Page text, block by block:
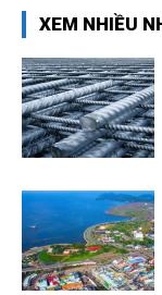
XEM NHIỀU